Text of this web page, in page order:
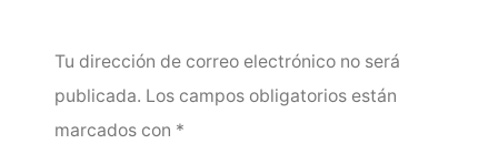
Tu dirección de correo electrónico no será
publicada. Los campos obligatorios están
marcados con *